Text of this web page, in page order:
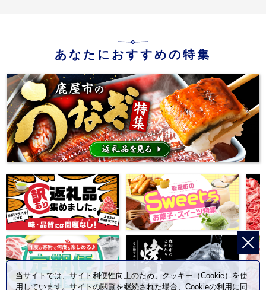
あなたにおすすめの特集
当サイトでは、サイト利便性向上のため、クッキー（Cookie）を使
用しています。サイトの閲覧を継続された場合、Cookieの利用に同